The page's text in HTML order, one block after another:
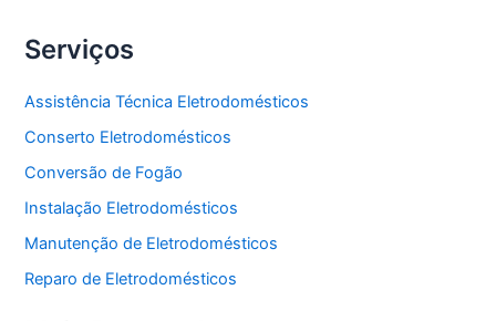
Serviços
Assistência Técnica Eletrodomésticos
Conserto Eletrodomésticos
Conversão de Fogão
Instalação Eletrodomésticos
Manutenção de Eletrodomésticos
Reparo de Eletrodomésticos